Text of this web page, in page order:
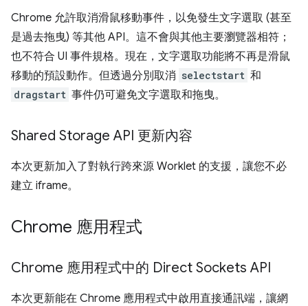
Chrome 允許取消滑鼠移動事件，以免發生文字選取 (甚至
是過去拖曳) 等其他 API。這不會與其他主要瀏覽器相符；
也不符合 UI 事件規格。現在，文字選取功能將不再是滑鼠
移動的預設動作。但透過分別取消 selectstart 和
dragstart 事件仍可避免文字選取和拖曳。
Shared Storage API 更新內容
本次更新加入了對執行跨來源 Worklet 的支援，讓您不必
建立 iframe。
Chrome 應用程式
Chrome 應用程式中的 Direct Sockets API
本次更新能在 Chrome 應用程式中啟用直接通訊端，讓網